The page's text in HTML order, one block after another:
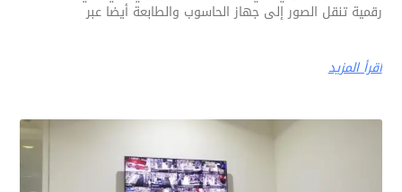
رقمية تنقل الصور إلى جهاز الحاسوب والطابعة أيضا عبر
اقرأ المزيد